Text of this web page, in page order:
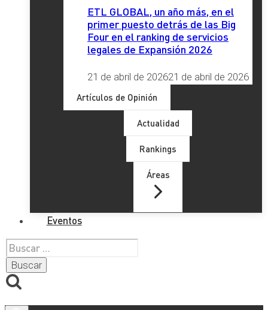
ETL GLOBAL, un año más, en el
primer puesto detrás de las Big
Four en el ranking de servicios
legales de Expansión 2026
21 de abril de 202621 de abril de 2026
Artículos de Opinión
Actualidad
Rankings
Áreas
Eventos
Buscar: